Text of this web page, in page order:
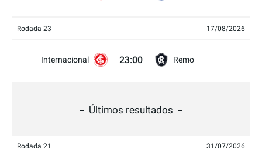
Rodada 23 17/08/2026
Internacional 23:00 Remo
Últimos resultados